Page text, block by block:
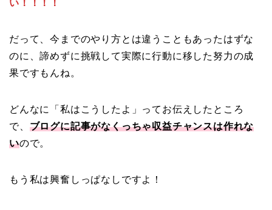
い！！！！
だって、今までのやり方とは違うこともあったはずな
のに、諦めずに挑戦して実際に行動に移した努力の成
果ですもんね。
どんなに「私はこうしたよ」ってお伝えしたところ
で、 ブログに記事がなくっちゃ収益チャンスは作れな
いので。
もう私は興奮しっぱなしですよ！